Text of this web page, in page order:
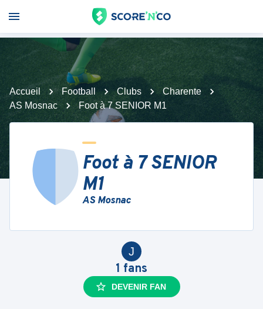
Accueil Football Clubs
Charente
AS Mosnac
Foot à 7 SENIOR M1
Foot à 7 SENIOR
M1
AS Mosnac
J
1 fans
DEVENIR FAN